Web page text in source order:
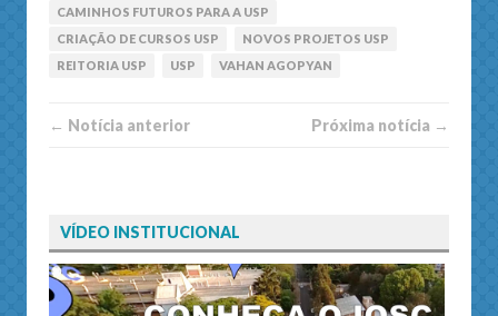
CAMINHOS FUTUROS PARA A USP
CRIAÇÃO DE CURSOS USP
NOVOS PROJETOS USP
REITORIA USP
USP VAHAN AGOPYAN
← Notí­cia anterior Próxima notí­­cia →
VÍDEO INSTITUCIONAL